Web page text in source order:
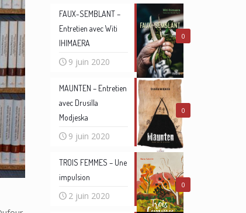
0
FAUX-SEMBLANT –
Entretien avec Witi
IHIMAERA
9 juin 2020
0
MAUNTEN – Entretien
avec Drusilla
Modjeska
9 juin 2020
0
TROIS FEMMES – Une
impulsion
2 juin 2020